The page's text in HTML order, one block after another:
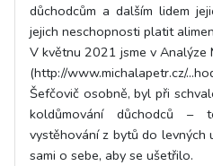
důchodcům a dalším lidem
jejich neschopnosti platit
V květnu 2021 jsme v Analýze
(http://www.michalapetr.cz/
Šefčovič osobně, byl při
koldůmování důchodců –
vystěhování z bytů do levných
sami o sebe, aby se ušetřilo.